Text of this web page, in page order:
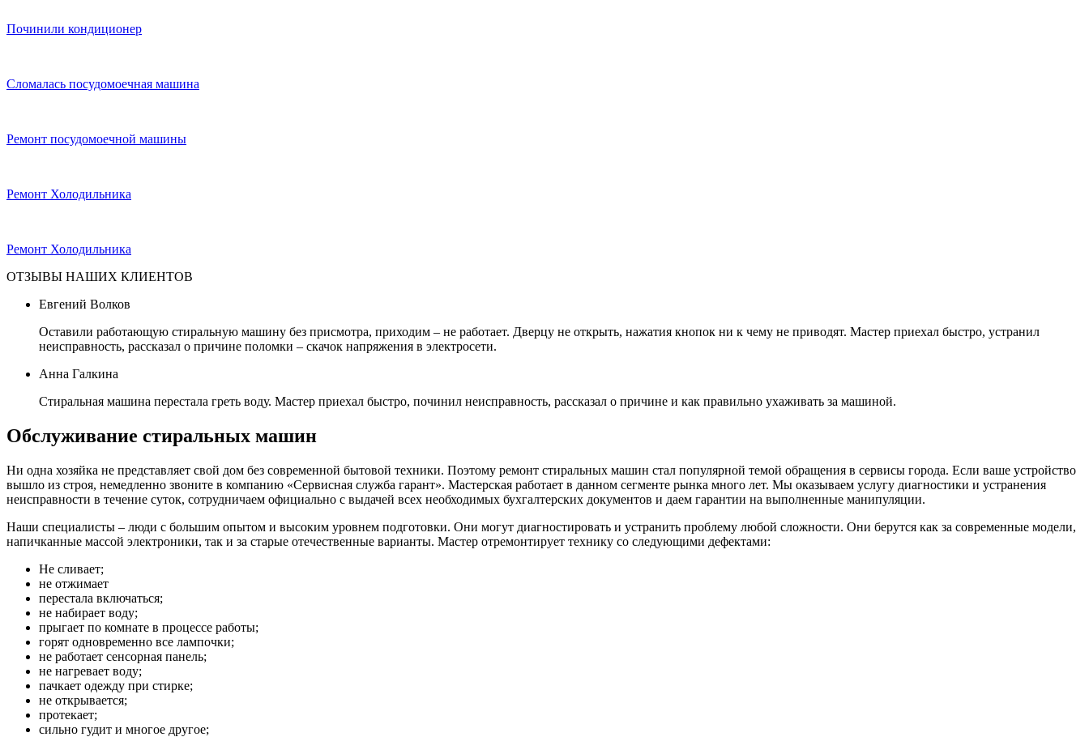
Починили кондиционер
Сломалась посудомоечная машина
Ремонт посудомоечной машины
Ремонт Холодильника
Ремонт Холодильника
ОТЗЫВЫ НАШИХ КЛИЕНТОВ
Евгений Волков
Оставили работающую стиральную машину без присмотра, приходим – не работает. Дверцу не открыть, нажатия кнопок ни к чему не приводят. Мастер приехал быстро, устранил
неисправность, рассказал о причине поломки – скачок напряжения в электросети.
Анна Галкина
Стиральная машина перестала греть воду. Мастер приехал быстро, починил неисправность, рассказал о причине и как правильно ухаживать за машиной.
Обслуживание стиральных машин
Ни одна хозяйка не представляет свой дом без современной бытовой техники. Поэтому ремонт стиральных машин стал популярной темой обращения в сервисы города. Если ваше устройство
вышло из строя, немедленно звоните в компанию «Сервисная служба гарант». Мастерская работает в данном сегменте рынка много лет. Мы оказываем услугу диагностики и устранения
неисправности в течение суток, сотрудничаем официально с выдачей всех необходимых бухгалтерских документов и даем гарантии на выполненные манипуляции.
Наши специалисты – люди с большим опытом и высоким уровнем подготовки. Они могут диагностировать и устранить проблему любой сложности. Они берутся как за современные модели,
напичканные массой электроники, так и за старые отечественные варианты. Мастер отремонтирует технику со следующими дефектами:
Не сливает;
не отжимает
перестала включаться;
не набирает воду;
прыгает по комнате в процессе работы;
горят одновременно все лампочки;
не работает сенсорная панель;
не нагревает воду;
пачкает одежду при стирке;
не открывается;
протекает;
сильно гудит и многое другое;